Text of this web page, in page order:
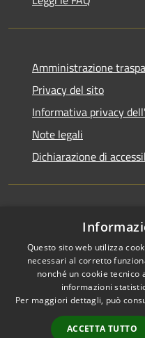
Amministrazione
Privacy del sito
Informativa privacy
Note legali
Dichiarazione di
Newsletter
RSS
Accessibilità
Questo sito web utilizza
necessari al corretto
nonché un cookie
informazioni
Per maggiori dettagli, può
ACCETTA TUTTO